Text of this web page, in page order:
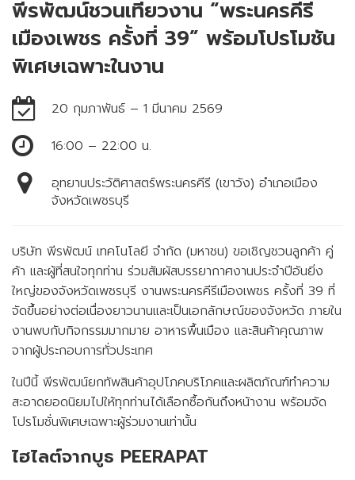
ผลิตภัณฑ์เครื่องทำน้ำร้อน
Allies
ข้อบังคับ
นโยบายต่างๆ
ติดต่อนักลงทุนสัมพันธ์
พีรพัฒน์ชวนเที่ยวงาน “พระนครคีรี
เมืองเพชร ครั้งที่ 39” พร้อมโปรโมชัน
พิเศษเฉพาะในงาน
20 กุมภาพันธ์ – 1 มีนาคม 2569
16:00 – 22:00 น.
อุทยานประวัติศาสตร์พระนครคีรี (เขาวัง) อำเภอเมือง
จังหวัดเพชรบุรี
บริษัท พีรพัฒน์ เทคโนโลยี จำกัด (มหาชน) ขอเชิญชวนลูกค้า คู่
ค้า และผู้ที่สนใจทุกท่าน ร่วมสัมผัสบรรยากาศงานประจำปีอันยิ่ง
ใหญ่ของจังหวัดเพชรบุรี งานพระนครคีรีเมืองเพชร ครั้งที่ 39 ที่
จัดขึ้นอย่างต่อเนื่องยาวนานและเป็นเอกลักษณ์ของจังหวัด ภายใน
งานพบกับกิจกรรมมากมาย อาหารพื้นเมือง และสินค้าคุณภาพ
จากผู้ประกอบการทั่วประเทศ
ในปีนี้ พีรพัฒน์ยกทัพสินค้าอุปโภคบริโภคและผลิตภัณฑ์ทำความ
สะอาดยอดนิยมไปให้ทุกท่านได้เลือกซื้อกันถึงหน้างาน พร้อมจัด
โปรโมชั่นพิเศษเฉพาะผู้ร่วมงานเท่านั้น
ไฮไลต์จากบูธ PEERAPAT